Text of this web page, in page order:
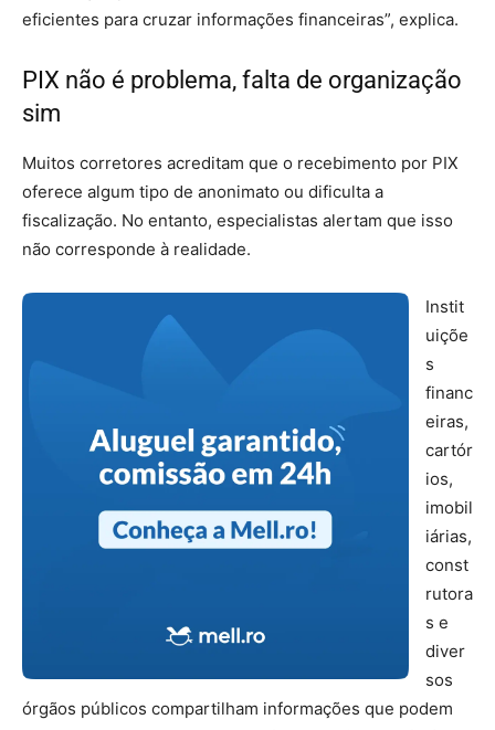
eficientes para cruzar informações financeiras”, explica.
PIX não é problema, falta de organização
sim
Muitos corretores acreditam que o recebimento por PIX
oferece algum tipo de anonimato ou dificulta a
fiscalização. No entanto, especialistas alertam que isso
não corresponde à realidade.
Instit
uiçõe
s
financ
eiras,
cartór
ios,
imobil
iárias,
const
rutora
s e
diver
sos
órgãos públicos compartilham informações que podem